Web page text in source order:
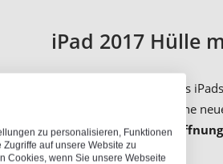
iPad 2017 Hülle
und mache das Case deines
Ideen freien Lauf und lasse deine
Kamera- und
zu personalisieren, Funktionen
auf unsere Website zu
Cookies, wenn Sie unsere Webseite